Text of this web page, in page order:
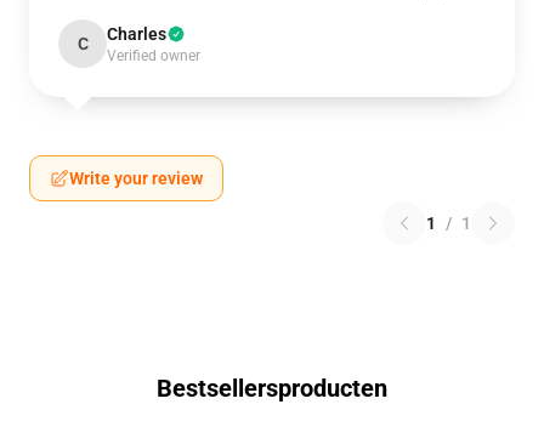
C Charles
Verified owner
Write your review
1 / 1
Bestsellersproducten